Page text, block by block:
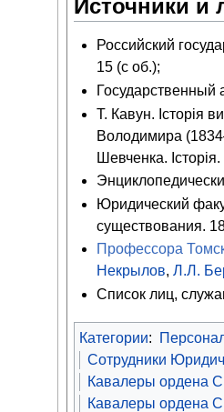
Источники и
Российский
15 (с об.);
Т. Кавун. Iсторiя
Володимира
Шевченка.
Юридический
существования.
Профессора
Некрылов,Л.Л.
Список лиц,
Категории:
Сотрудники
Кавалеры ордена
Кавалеры ордена